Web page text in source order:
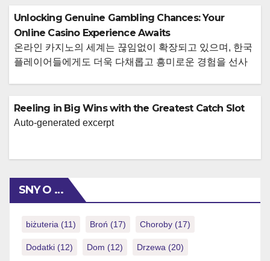
accesibilidad y diversión sin interrupciones puede ser un
desafío. Queremos presentarte una opción que destaca
por su propuesta integral, diseñada para satisfacer
incluso al […]
Unlocking Genuine Gambling Chances: Your
Online Casino Experience Awaits
온라인 카지노의 세계는 끊임없이 확장되고 있으며, 한국
플레이어들에게도 더욱 다채롭고 흥미로운 경험을 선사
지 속에서 자신에게 꼭 맞는 곳을 찾는 것은 쉽지 않지만,
제대로 된 곳을 찾는다면 그 만족감은 배가 될 것입니다.
Reeling in Big Wins with the Greatest Catch Slot
Auto-generated excerpt
SNY O …
biżuteria (11) Broń (17) Choroby (17)
Dodatki (12) Dom (12) Drzewa (20)